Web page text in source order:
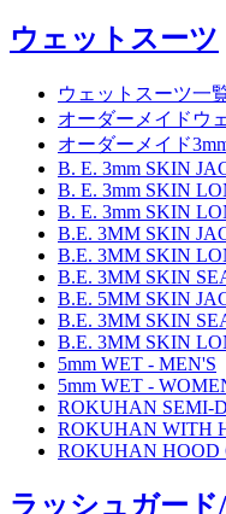
ウェットスーツ
ウェットスーツ一
オーダーメイドウ
オーダーメイド
B. E. 3mm SKIN
B. E. 3mm SKIN
B. E. 3mm SKIN
B.E. 3MM SKIN
B.E. 3MM SKIN
B.E. 3MM SKIN
B.E. 5MM SKIN
B.E. 3MM SKIN
B.E. 3MM SKIN
5mm WET - MEN'S
5mm WET -
ROKUHAN SEMI-
ROKUHAN WITH
ROKUHAN HOOD
ラッシュガー